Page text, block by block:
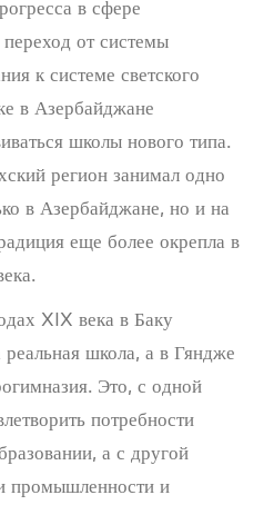
в сфере
от системы
к системе светского
в Азербайджане
школы нового типа.
регион занимал одно
в Азербайджане, но и на
еще более окрепла в
XIX века в Баку
школа, а в Гяндже
Это, с одной
потребности
а с другой
промышленности и